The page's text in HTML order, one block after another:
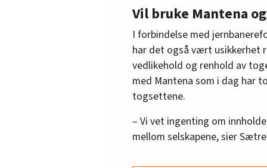
Vil bruke Mantena
I forbindelse med
har det også vært usikkerhet
vedlikehold og renhold av
med Mantena som i dag har
togsettene.
– Vi vet ingenting om
mellom selskapene, sier